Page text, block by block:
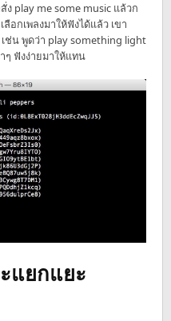
play me some music แล้วก
อกเพลงมาให้ฟังได้แล้ว เขา
ช่น พูดว่า play something light
ๆ ฟังง่ายมาให้แทน
แยกแยะ